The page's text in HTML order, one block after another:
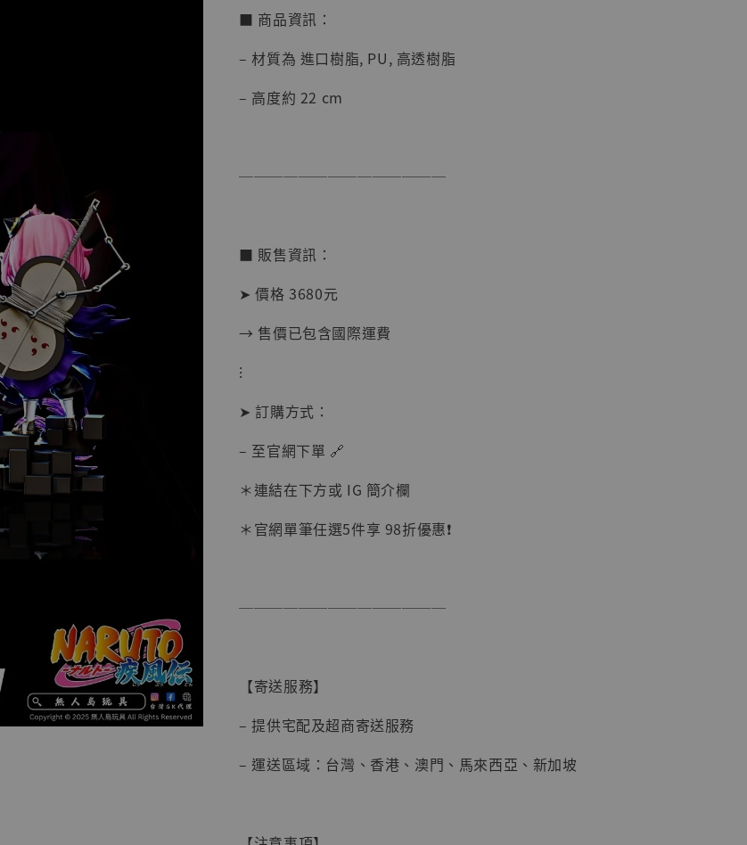
系列蒐藏雕像 布魯
NT$ 1,500
加入購物車
BJSTUDIO 1/6系列
可動蒐藏人偶 讓子
彈飛 鵝城縣長 張麻
子 [BK01]
NT$ 4,980
- +
■ 商品資訊：
– 材質為 進口樹脂, PU, 高透樹脂
– 高度約 22 cm
──────────────
■ 販售資訊：
➤ 價格 3680元
→ 售價已包含國際運費
⁝
➤ 訂購方式：
– 至官網下單 🔗
＊連結在下方或 IG 簡介欄
＊官網單筆任選5件享 98折優惠❗
──────────────
【寄送服務】
– 提供宅配及超商寄送服務
– 運送區域：台灣、香港、澳門、馬來西亞、新加坡